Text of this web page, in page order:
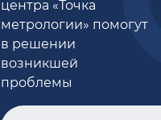
центра «Точка
метрологии» помогут
в решении
возникшей
проблемы